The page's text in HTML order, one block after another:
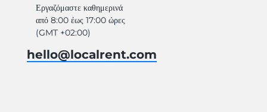
Εργαζόμαστε καθημερινά
από 8:00 έως 17:00 ώρες
(GMT +02:00)
hello@localrent.com